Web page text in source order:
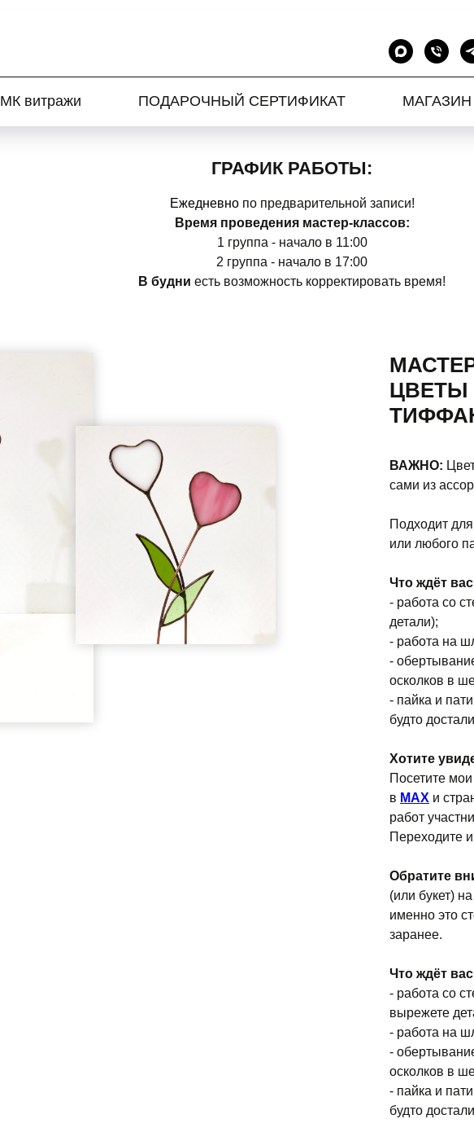
МК витражи ПОДАРОЧНЫЙ СЕРТИФИКАТ МАГАЗИН
ГРАФИК РАБОТЫ:
Ежедневно по предварительной записи!
Время проведения мастер-классов:
1 группа - начало в 11:00
2 группа - начало в 17:00
В будни есть возможность корректировать время!
ЦВЕТЫ
ВАЖНО:
сами из
Подходит
или любого
Что ждёт
- работа со
детали);
- работа на
-
осколков в
- пайка и
будто
Хотите
Посетите
в MAX и
работ
Переходите
Обратите
(или букет)
именно это
заранее.
Что ждёт
- работа со
вырежете
- работа на
-
осколков в
- пайка и
будто